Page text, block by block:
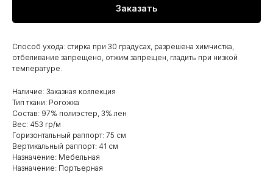
Заказать
Способ ухода: стирка при 30 градусах, разрешена химчистка,
отбеливание запрещено, отжим запрещен, гладить при низкой
температуре.
Наличие: Заказная коллекция
Тип ткани: Рогожка
Состав: 97% полиэстер, 3% лен
Вес: 453 гр/м
Горизонтальный раппорт: 75 см
Вертикальный раппорт: 41 см
Назначение: Мебельная
Назначение: Портьерная